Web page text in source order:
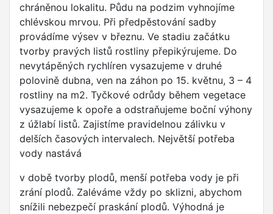
chráněnou lokalitu. Půdu na podzim vyhnojíme
chlévskou mrvou. Při předpěstování sadby
provádíme výsev v březnu. Ve stadiu začátku
tvorby pravých listů rostliny přepikýrujeme. Do
nevytápěných rychlíren vysazujeme v druhé
polovině dubna, ven na záhon po 15. květnu, 3 – 4
rostliny na m2. Tyčkové odrůdy během vegetace
vysazujeme k opoře a odstraňujeme boční výhony
z úžlabí listů. Zajistíme pravidelnou zálivku v
delších časových intervalech. Největší potřeba
vody nastává
v době tvorby plodů, menší potřeba vody je při
zrání plodů. Zaléváme vždy po sklizni, abychom
snížili nebezpečí praskání plodů. Výhodná je